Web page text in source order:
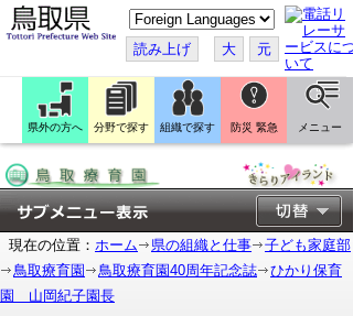
こ
の
ペ
ー
ジ
翻
訳
す
読み上げ 大 元
県外の方へ 分野で探す 組織で探す 防災 緊急 メニュー
現在の位置： ホーム 県の組織と仕事
子ども家庭部
鳥取療育園
鳥取療育園40周年記念誌
ひかり保育
園 山岡紀子園長